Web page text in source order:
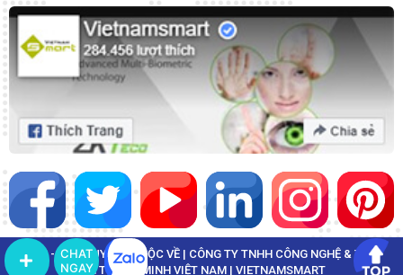
CHAT
NGAY
© 2022 - BẢN QUYỀN THUỘC VỀ | CÔNG TY TNHH CÔNG NGHỆ & THÔNG
TIN THÔNG MINH VIỆT NAM | VIETNAMSMART